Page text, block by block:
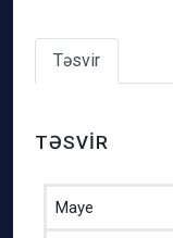
Təsvir
TƏSVIR
Maye